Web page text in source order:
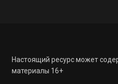
Настоящий ресурс может
материалы 16+